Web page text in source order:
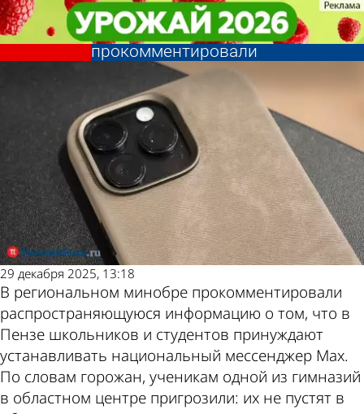
Недопуск детей к занятиям без
мессенджера Max
прокомментировали
Учеба
29 декабря 2025, 13:18
В региональном минобре прокомментировали
распространяющуюся информацию о том, что в
Пензе школьников и студентов принуждают
устанавливать национальный мессенджер Max.
По словам горожан, ученикам одной из гимназий
в областном центре пригрозили: их не пустят в
Недопуск детей к занятиям без
мессенджера Max
прокомментировали
Учеба
Другие новости
по теме
Погода и курсы
валют в Пензе